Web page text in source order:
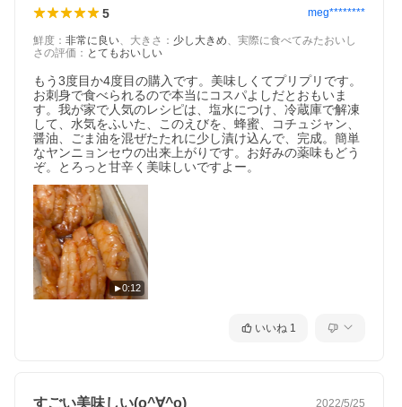
5 meg********
鮮度 ： 非常に良い、 大きさ ： 少し大きめ、 実際に食べてみたおいし
さの評価 ： とてもおいしい
もう3度目か4度目の購入です。美味しくてプリプリです。
お刺身で食べられるので本当にコスパよしだとおもいま
す。我が家で人気のレシピは、塩水につけ、冷蔵庫で解凍
して、水気をふいた、このえびを、蜂蜜、コチュジャン、
醤油、ごま油を混ぜたたれに少し漬け込んで、完成。簡単
なヤンニョンセウの出来上がりです。お好みの薬味もどう
0:12
いいね 1
すごい美味しい(o^∀^o) 2022/5/25